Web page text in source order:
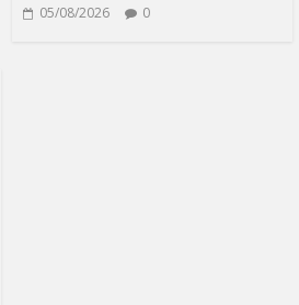
05/08/2026 0